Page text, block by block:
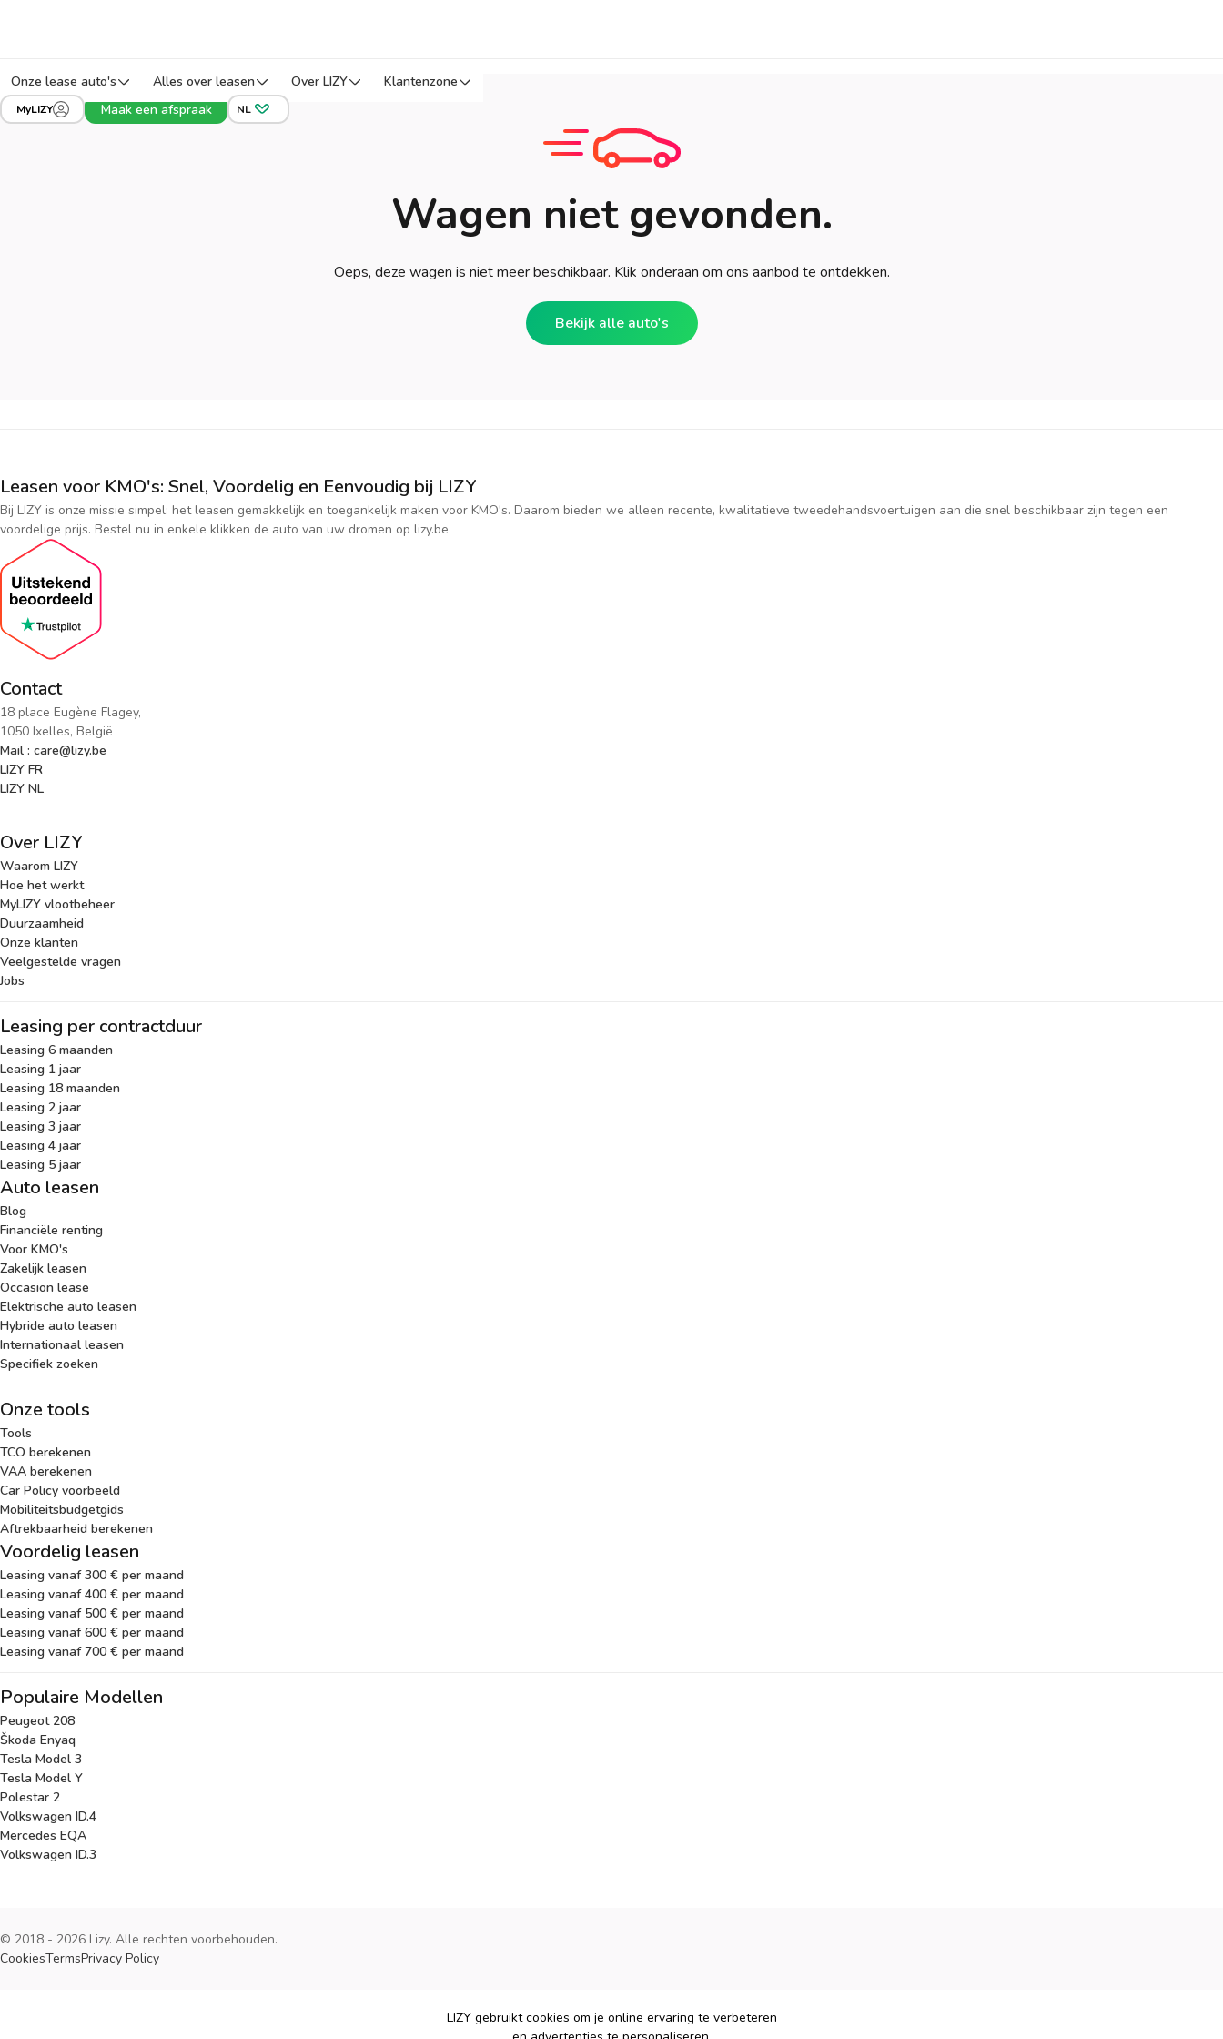
Onze lease auto's Alles over leasen Over LIZY Klantenzone
MyLIZY Maak een afspraak NL
Wagen niet gevonden.
Oeps, deze wagen is niet meer beschikbaar. Klik onderaan om ons aanbod te ontdekken.
Bekijk alle auto's
Leasen voor KMO's: Snel, Voordelig en Eenvoudig bij LIZY
Bij LIZY is onze missie simpel: het leasen gemakkelijk en toegankelijk maken voor KMO's. Daarom bieden we alleen recente, kwalitatieve tweedehandsvoertuigen aan die snel beschikbaar zijn tegen een
voordelige prijs. Bestel nu in enkele klikken de auto van uw dromen op lizy.be
Contact
18 place Eugène Flagey,
1050 Ixelles, België
Mail : care@lizy.be
LIZY FR
LIZY NL
Over LIZY
Waarom LIZY
Hoe het werkt
MyLIZY vlootbeheer
Duurzaamheid
Onze klanten
Veelgestelde vragen
Jobs
Leasing per contractduur
Leasing 6 maanden
Leasing 1 jaar
Leasing 18 maanden
Leasing 2 jaar
Leasing 3 jaar
Leasing 4 jaar
Leasing 5 jaar
Auto leasen
Blog
Financiële renting
Voor KMO's
Zakelijk leasen
Occasion lease
Elektrische auto leasen
Hybride auto leasen
Internationaal leasen
Specifiek zoeken
Onze tools
Tools
TCO berekenen
VAA berekenen
Car Policy voorbeeld
Mobiliteitsbudgetgids
Aftrekbaarheid berekenen
Voordelig leasen
Leasing vanaf 300 € per maand
Leasing vanaf 400 € per maand
Leasing vanaf 500 € per maand
Leasing vanaf 600 € per maand
Leasing vanaf 700 € per maand
Populaire Modellen
Peugeot 208
Škoda Enyaq
Tesla Model 3
Tesla Model Y
Polestar 2
Volkswagen ID.4
Mercedes EQA
Volkswagen ID.3
© 2018 - 2026 Lizy. Alle rechten voorbehouden.
CookiesTermsPrivacy Policy
LIZY gebruikt cookies om je online ervaring te verbeteren